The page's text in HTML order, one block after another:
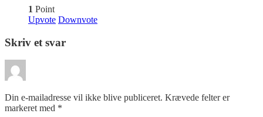
1 Point
Upvote Downvote
Skriv et svar
Din e-mailadresse vil ikke blive publiceret. Krævede felter er
markeret med *